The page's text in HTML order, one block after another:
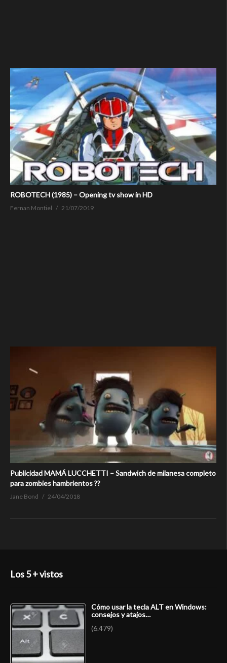
ROBOTECH (1985) – Opening tv show in HD
Fernan Montiel 21/07/2019
Publicidad MAMÁ LUCCHETTI – Sandwich de milanesa completo
para zombies hambrientos ??
Jane Bond 24/04/2018
Los 5 + vistos
Cómo usar la tecla ALT en Windows:
consejos y atajos…
(6.479)